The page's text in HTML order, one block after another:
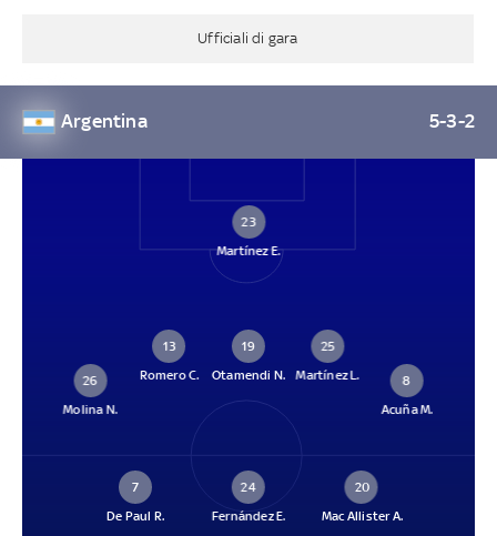
Ufficiali di gara
Argentina 5-3-2
23
Martínez E.
26
Molina N.
13
Romero C.
19
Otamendi N.
25
Martínez L.
8
Acuña M.
7
De Paul R.
24
Fernández E.
20
Mac Allister A.